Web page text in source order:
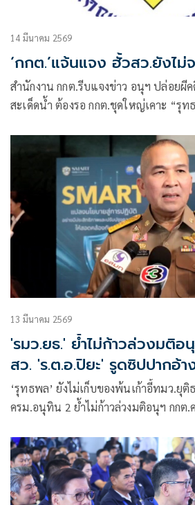
14 มีนาคม 2569
‘กกต.’แจ้นแจง ฮั้วสว.ยังไ
สำนักงาน กกต.รีบแจงข่าว อนุฯ ปล่อยผีค
สะเด็ดน้ำ ต้องรอ กกต.ชุดใหญ่เคาะ “รุท
ต้องตอบคำถามได้ “เท้ง” บอกค้านสาย
ตามขยี้ต่อในชั้น กกต.
13 มีนาคม 2569
'รมว.ยธ.' ย้ำไม่ก้าวล่วงมติ
สว. 'ร.ต.อ.ปิยะ' รูดซิปปากอ้างทุกอย่างเป็น
ความลับ
‘รุทธพล’ ยังไม่เก็บของพ้นเก้าอี้ทมว.
ครม.อนุทิน 2 ย้ำไม่ก้าวล่วงมติอนุฯ กกต.